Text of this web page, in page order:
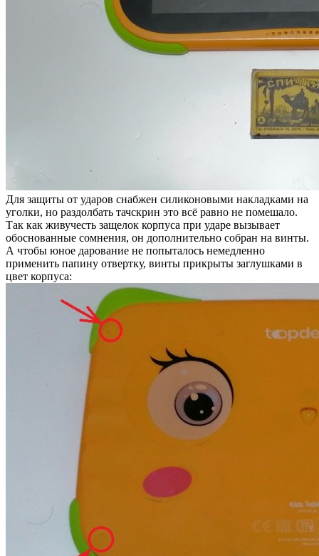
Для защиты от ударов снабжен силиконовыми накладками на
уголки, но раздолбать тачскрин это всё равно не помешало.
Так как живучесть защелок корпуса при ударе вызывает
обоснованные сомнения, он дополнительно собран на винты.
А чтобы юное дарование не попыталось немедленно
применить папину отвертку, винты прикрыты заглушками в
цвет корпуса: